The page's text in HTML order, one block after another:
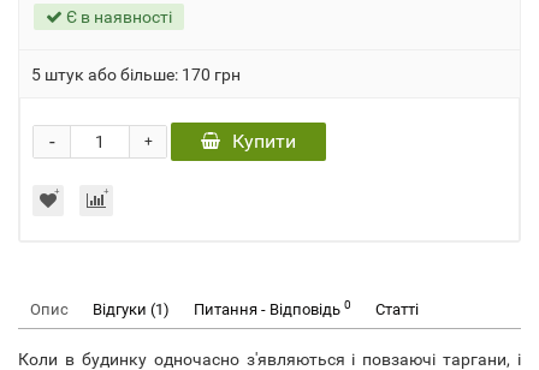
Є в наявності
5 штук або більше: 170 грн
+
- Купити
Опис Відгуки (1) Питання - Відповідь 0 Статті
Коли в будинку одночасно з'являються і повзаючі таргани, і